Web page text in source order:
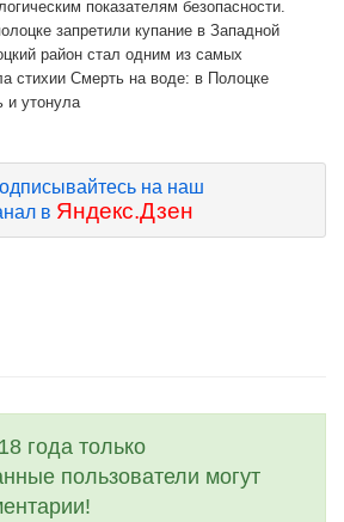
показателям безопасности.
запретили купание в Западной
район стал одним из самых
стихии Смерть на воде: в Полоцке
и утонула
на наш
в Яндекс.Дзен
года только
пользователи могут